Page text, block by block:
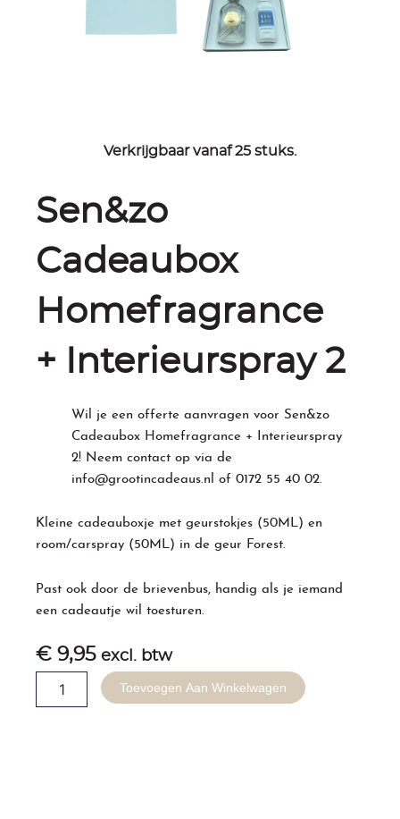
Sen&zo
Cadeaubox
Homefragrance
+ Interieurspray 2
Wil je een offerte aanvragen voor Sen&zo
Cadeaubox Homefragrance + Interieurspray
2! Neem contact op via de
info@grootincadeaus.nl
of0172 55 40 02.
Kleine cadeauboxje met geurstokjes (50ML) en
room/carspray (50ML) in de geur Forest.
Past ook door de brievenbus, handig als je iemand
een cadeautje wil toesturen.
€ 9,95 excl. btw
Cadeaubox
Toevoegen Aan Winkelwagen
Verkrijgbaar vanaf 25 stuks.